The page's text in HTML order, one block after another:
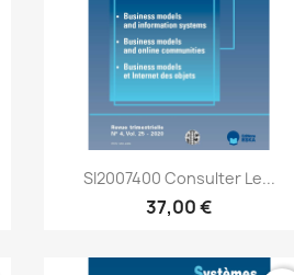
Aperçu rapide
SI2007400 Consulter Le...
37,00 €